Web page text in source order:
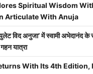
Spiritual Wisdom
Articulate With Anuja
विद अनुजा’ में स्वामी अभेदानंद के
यात्रा
With Its 4th Edition,